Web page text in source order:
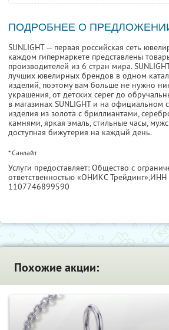
ПОДРОБНЕЕ О
SUNLIGHT — первая российская сеть
каждом гипермаркете представлены
производителей из 6 стран мира.
лучших ювелирных брендов в одном
изделий, поэтому вам больше не нужно
украшения, от детских серег до
в магазинах SUNLIGHT и на официальном
изделия из золота с бриллиантами,
камнями, яркая эмаль, стильные часы,
доступная бижутерия на каждый день.
* Санлайт
Услуги предоставляет: Общество с
ответственностью «ОНИКС Трейдинг»,ИНН
1107746899590
Похожие акции: